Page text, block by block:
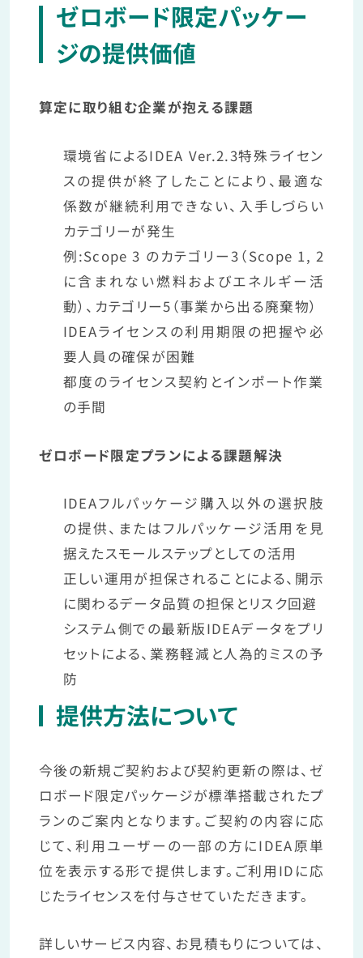
ゼロボード限定パッケー
ジの提供価値
算定に取り組む企業が抱える課題
環境省によるIDEA Ver.2.3特殊ライセン
スの提供が終了したことにより、最適な
係数が継続利用できない、入手しづらい
カテゴリーが発生
例:Scope 3 のカテゴリー3（Scope 1, 2
に含まれない燃料およびエネルギー活
動）、カテゴリー5（事業から出る廃棄物）
IDEAライセンスの利用期限の把握や必
要人員の確保が困難
都度のライセンス契約とインポート作業
の手間
ゼロボード限定プランによる課題解決
IDEAフルパッケージ購入以外の選択肢
の提供、またはフルパッケージ活用を見
据えたスモールステップとしての活用
正しい運用が担保されることによる、開示
に関わるデータ品質の担保とリスク回避
システム側での最新版IDEAデータをプリ
セットによる、業務軽減と人為的ミスの予
防
提供方法について
今後の新規ご契約および契約更新の際は、ゼ
ロボード限定パッケージが標準搭載されたプ
ランのご案内となります。ご契約の内容に応
じて、利用ユーザーの一部の方にIDEA原単
位を表示する形で提供します。ご利用IDに応
じたライセンスを付与させていただきます。
詳しいサービス内容、お見積もりについては、